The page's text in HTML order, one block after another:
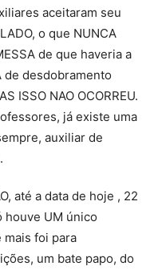
aceitaram seu
o que NUNCA
de que haveria a
de desdobramento
ISSO NAO OCORREU.
já existe uma
auxiliar de
até a data de hoje , 22
houve UM único
mais foi para
um bate papo, do